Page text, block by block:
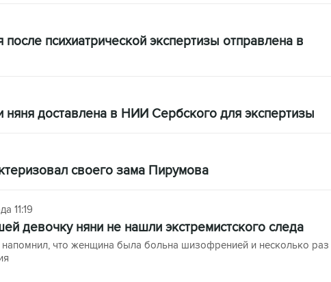
психиатрической экспертизы отправлена в
доставлена в НИИ Сербского для экспертизы
своего зама Пирумова
11:19
девочку няни не нашли экстремистского следа
что женщина была больна шизофренией и несколько раз